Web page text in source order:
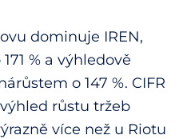
dominuje IREN,
% a výhledově
o 147 %. CIFR
růstu tržeb
více než u Riotu